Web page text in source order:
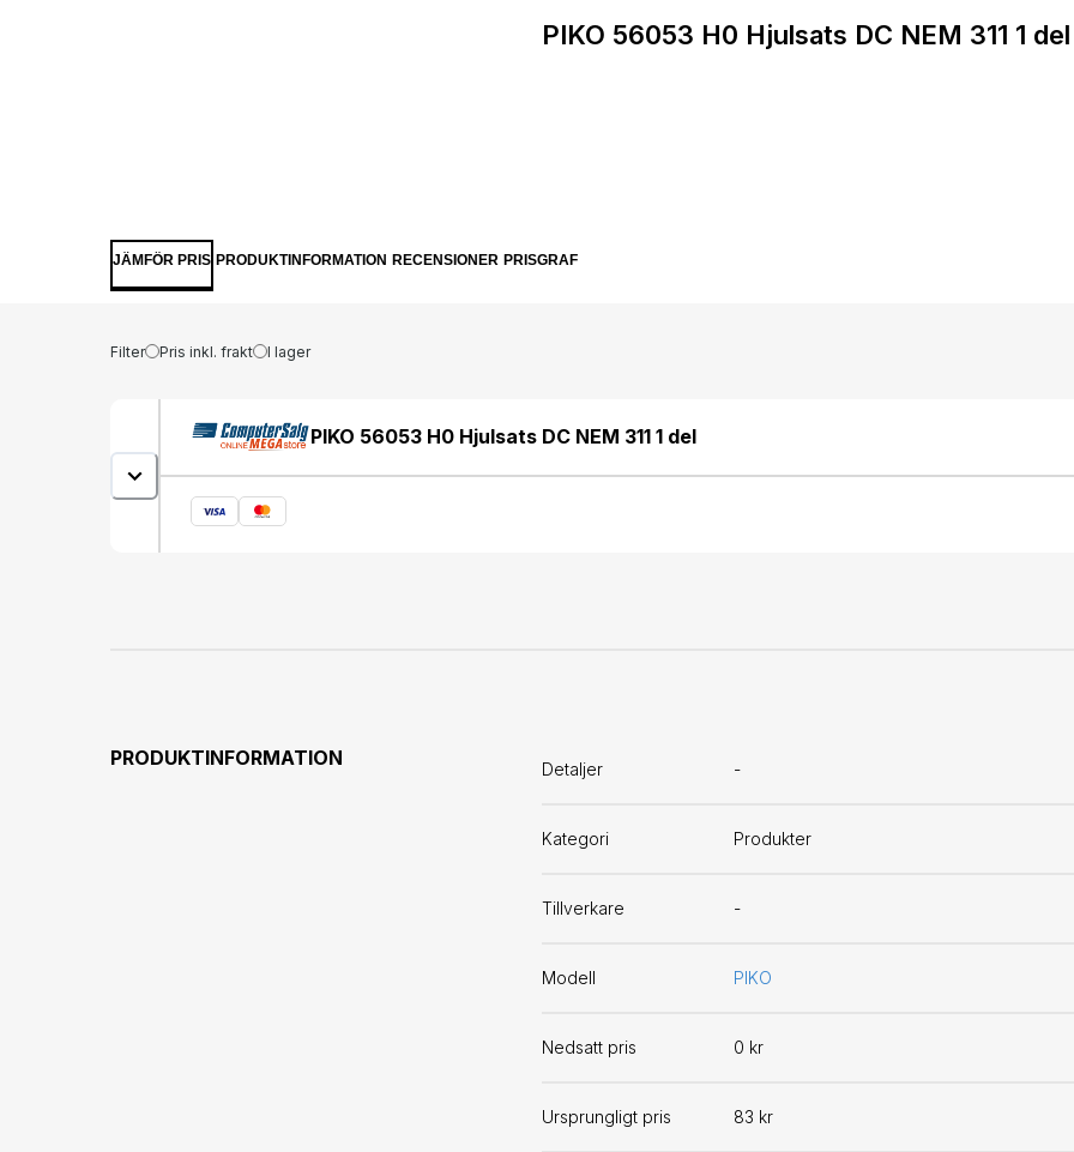
PIKO 56053 H0 Hjulsats DC NEM 311 1 del
JÄMFÖR PRIS PRODUKTINFORMATION RECENSIONER PRISGRAF
Filter Pris inkl. frakt I lager
PIKO 56053 H0 Hjulsats DC NEM 311 1 del
PRODUKTINFORMATION
Detaljer -
Kategori Produkter
Tillverkare -
Modell PIKO
Nedsatt pris 0 kr
Ursprungligt pris 83 kr